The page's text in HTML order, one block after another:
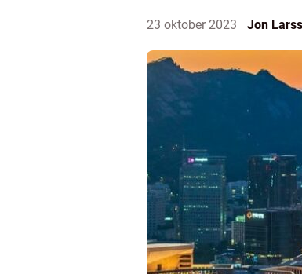
23 oktober 2023 Jon